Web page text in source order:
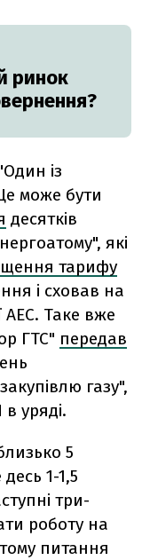
ринок
із
може бути
десятків
які
тарифу
і сховав на
АЕС. Таке вже
ГТС" передав
газу",
уряді.
5
1-1,5
три-
роботу на
тому питання